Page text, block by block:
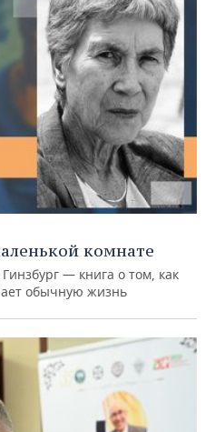
комнате
— книга о том, как
обычную жизнь